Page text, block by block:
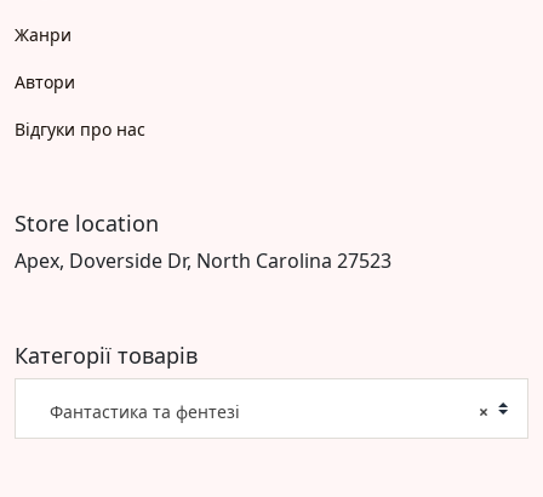
Жанри
Автори
Відгуки про нас
Store location
Apex, Doverside Dr, North Carolina 27523
Категорії товарів
×
Фантастика та фентезі